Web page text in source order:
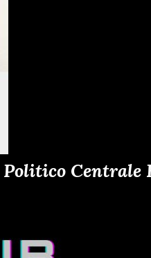
Centrale